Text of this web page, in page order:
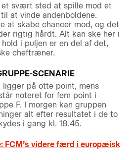
svært sted at spille mod et
at vinde andenboldene.
at skabe chancer mod, og det
rigtig hårdt. Alt kan ske her i
i puljen er en del af det,
cheftræner.
SCENARIE
ligger på otte point, mens
noteret for fem point i
F. I morgen kan gruppen
alt efter resultatet i de to
i gang kl. 18.45.
FCM’s videre færd i europæisk